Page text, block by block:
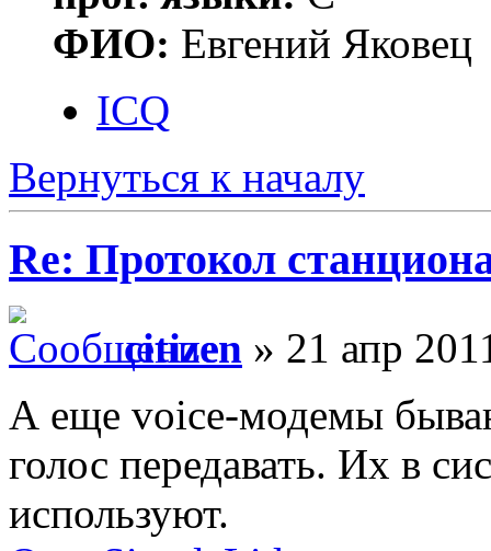
ФИО: Евгений Яковец
ICQ
Вернуться к началу
Re: Протокол
citizen » 21 апр
А еще voice-модемы
голос передавать. Их в
используют.